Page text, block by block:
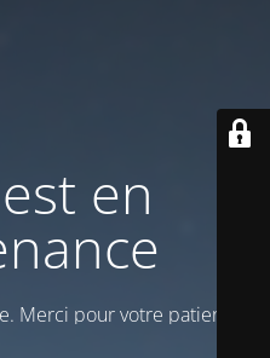
en
Merci pour votre patience!